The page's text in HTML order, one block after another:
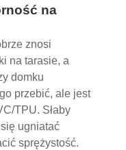
na
znosi
na tarasie, a
domku
przebić, ale jest
TPU. Słaby
ugniatać
sprężystość.